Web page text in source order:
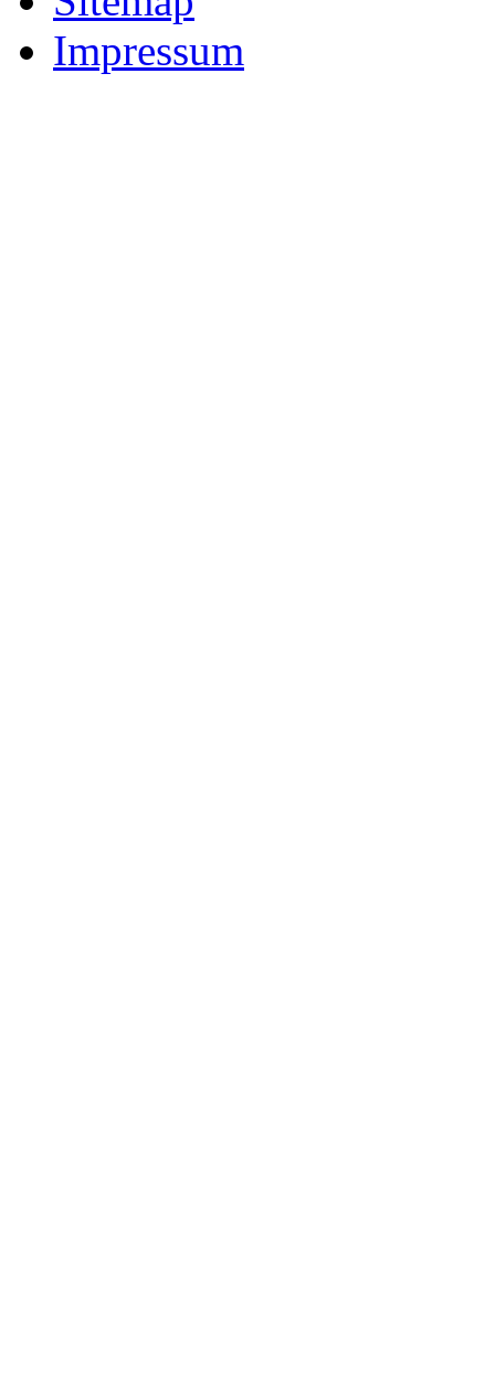
Impressum